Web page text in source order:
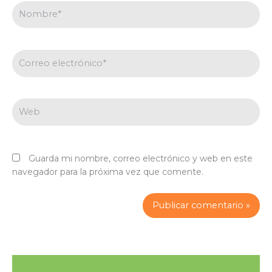
electrónico*
Guarda mi nombre, correo electrónico y web en este
navegador para la próxima vez que comente.